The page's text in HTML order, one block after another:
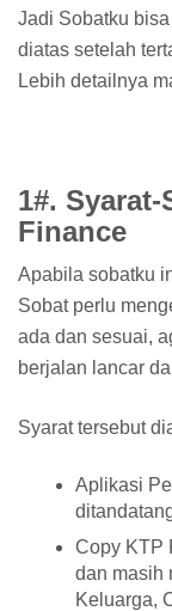
Jadi Sobatku
diatas setelah
Lebih detailnya
1#.
Finance
Apabila sobatku
Sobat perlu
ada dan sesuai,
berjalan lancar
Syarat tersebut
Aplikasi
Copy KTP
dan masih
Keluarga,